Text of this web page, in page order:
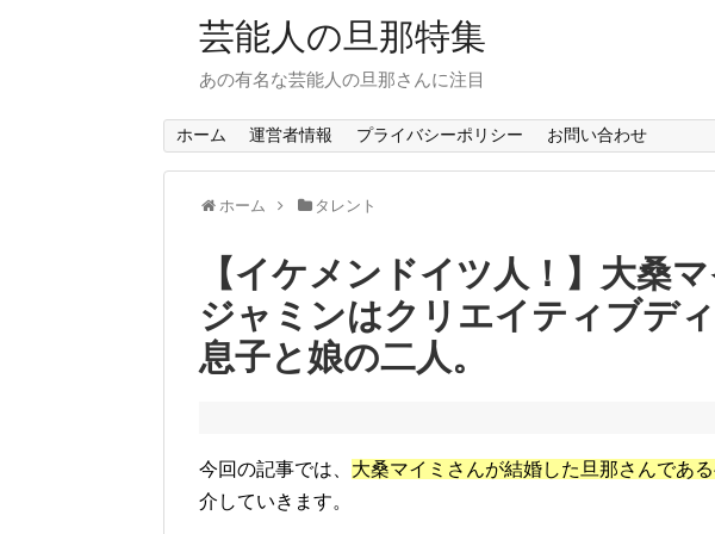
芸能人の旦那特集
あの有名な芸能人の旦那さんに注目
ホーム 運営者情報 プライバシーポリシー お問い合わせ
ホーム タレント
【イケメンドイツ人！】大桑
ジャミンはクリエイティブデ
息子と娘の二人。
今回の記事では、 大桑マイミさんが結婚した旦那さんであ
介していきます。